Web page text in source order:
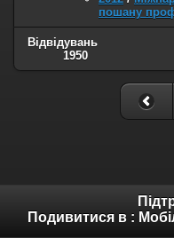
пошану
Відвідувань
1950
Подивитися в :